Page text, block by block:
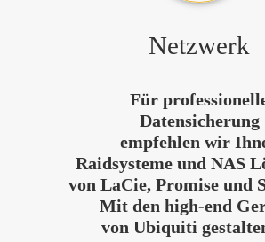
Netzwerk
Für
Datensicherung
empfehlen wir
Raidsysteme und NAS
von LaCie, Promise und
Mit den high-end
von Ubiquiti